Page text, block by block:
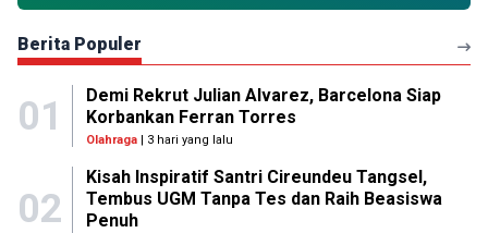
Berita Populer
01
Demi Rekrut Julian Alvarez, Barcelona Siap
Korbankan Ferran Torres
Olahraga| 3 hari yang lalu
02
Kisah Inspiratif Santri Cireundeu Tangsel,
Tembus UGM Tanpa Tes dan Raih Beasiswa
Penuh